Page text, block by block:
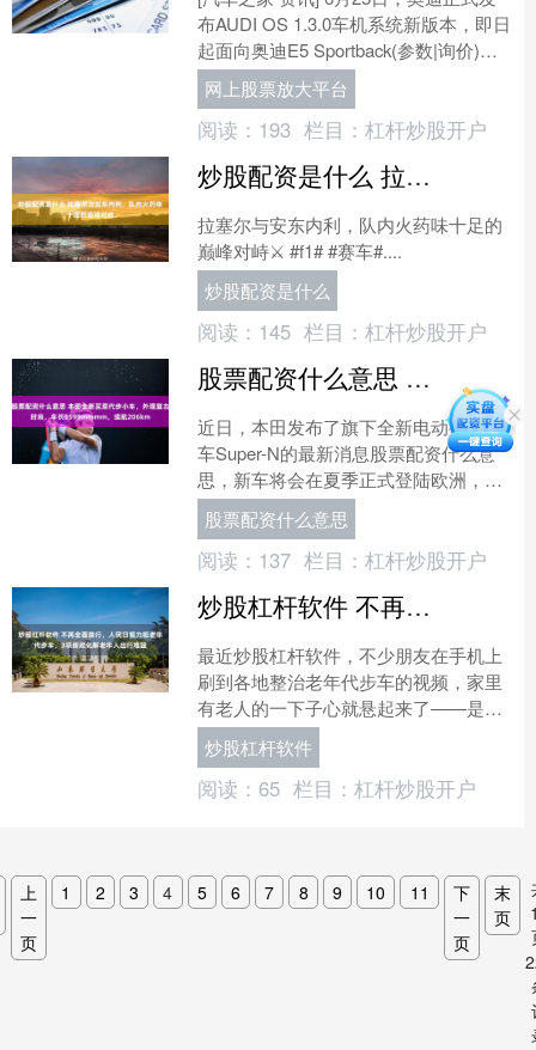
布AUDI OS 1.3.0车机系统新版本，即日
起面向奥迪E5 Sportback(参数|询价)车
型分批开启OTA推送....
网上股票放大平台
阅读： 193 栏目： 杠杆炒股开户
炒股配资是什么 拉塞尔与安东内利，队内火药味十足的巅峰对峙
拉塞尔与安东内利，队内火药味十足的
巅峰对峙⚔️ #f1# #赛车#....
炒股配资是什么
阅读： 145 栏目： 杠杆炒股开户
股票配资什么意思 本田全新买菜代步小车，外观复古时尚，车长3599mmmm，续航206km
近日，本田发布了旗下全新电动微型小
车Super-N的最新消息股票配资什么意
思，新车将会在夏季正式登陆欧洲，起
售价18995英镑，约合人民币17万元。
这辆全新本....
股票配资什么意思
阅读： 137 栏目： 杠杆炒股开户
炒股杠杆软件 不再全面禁行，人民日报力挺老年代步车，3项新政化解老年人出行难题
最近炒股杠杆软件，不少朋友在手机上
刷到各地整治老年代步车的视频，家里
有老人的一下子心就悬起来了——是不
是以后代步车要全面禁止？ 就在大家犯
嘀咕的时候，风向总算明....
炒股杠杆软件
阅读： 65 栏目： 杠杆炒股开户
上
一
页
1 2 3 4 5 6 7 8 9 10 11
下
一
页
末
页